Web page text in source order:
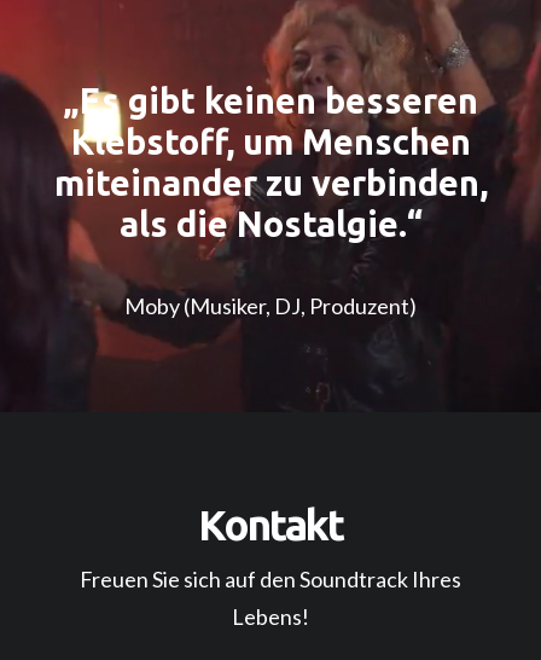
„Es gibt keinen besseren
Klebstoff, um Menschen
miteinander zu verbinden,
als die Nostalgie.“
Moby (Musiker, DJ, Produzent)
Kontakt
Freuen Sie sich auf den Soundtrack Ihres
Lebens!